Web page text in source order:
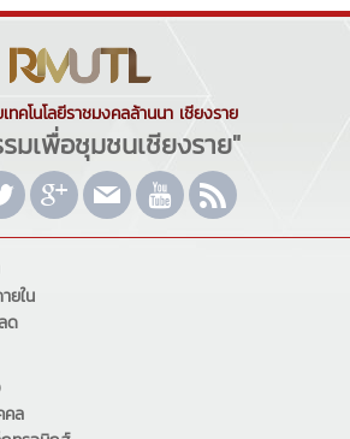
ทคโนโลยีราชมงคลล้านนา เชียงราย
มเพื่อชุมชนเชียงราย"
ยใน
ด
คล